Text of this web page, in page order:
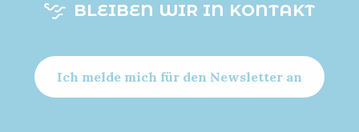
BLEIBEN WIR IN KONTAKT
Ich melde mich für den Newsletter an